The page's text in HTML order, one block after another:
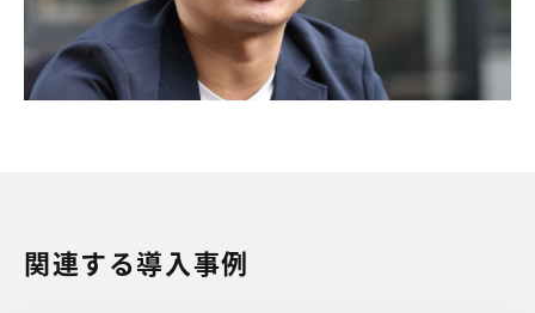
関連する導入事例